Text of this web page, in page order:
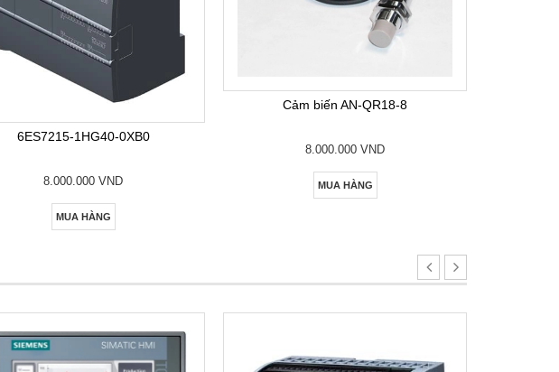
6ES7215-1HG40-0XB0
8.000.000 VND
MUA HÀNG
Cảm biến AN-QR18-8
8.000.000 VND
MUA HÀNG